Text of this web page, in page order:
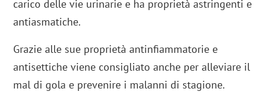
carico delle vie urinarie e ha proprietà astringenti e
antiasmatiche.
Grazie alle sue proprietà antinfiammatorie e
antisettiche viene consigliato anche per alleviare il
mal di gola e prevenire i malanni di stagione.